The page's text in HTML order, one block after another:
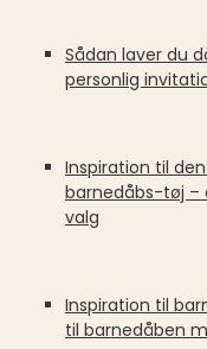
Sådan laver du
personlig
Inspiration til
barnedåbs-tøj –
valg
Inspiration til
til barnedåben